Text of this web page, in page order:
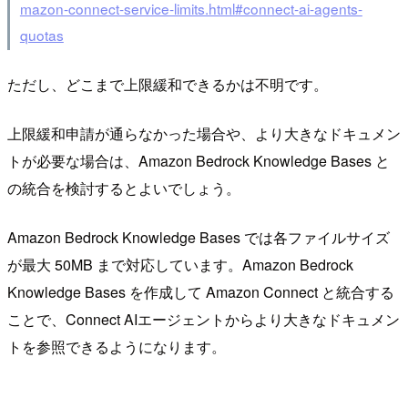
mazon-connect-service-limits.html#connect-ai-agents-
quotas
ただし、どこまで上限緩和できるかは不明です。
上限緩和申請が通らなかった場合や、より大きなドキュメン
トが必要な場合は、Amazon Bedrock Knowledge Bases と
の統合を検討するとよいでしょう。
Amazon Bedrock Knowledge Bases では各ファイルサイズ
が最大 50MB まで対応しています。Amazon Bedrock
Knowledge Bases を作成して Amazon Connect と統合する
ことで、Connect AIエージェントからより大きなドキュメン
トを参照できるようになります。